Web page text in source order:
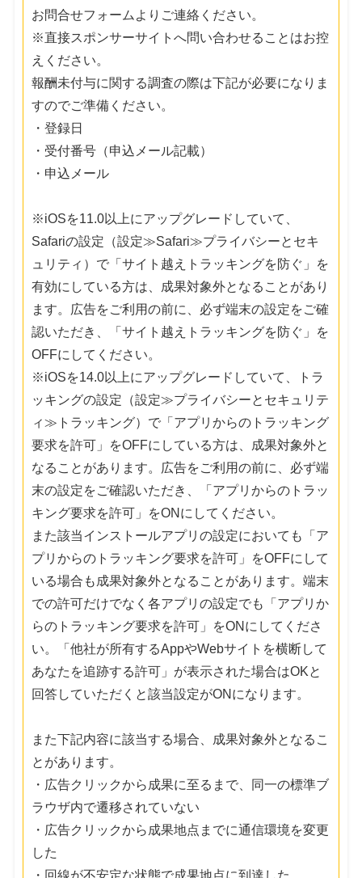
お問合せフォームよりご連絡ください。
※直接スポンサーサイトへ問い合わせることはお控
えください。
報酬未付与に関する調査の際は下記が必要になりま
すのでご準備ください。
・登録日
・受付番号（申込メール記載）
・申込メール
※iOSを11.0以上にアップグレードしていて、
Safariの設定（設定≫Safari≫プライバシーとセキ
ュリティ）で「サイト越えトラッキングを防ぐ」を
有効にしている方は、成果対象外となることがあり
ます。広告をご利用の前に、必ず端末の設定をご確
認いただき、「サイト越えトラッキングを防ぐ」を
OFFにしてください。
※iOSを14.0以上にアップグレードしていて、トラ
ッキングの設定（設定≫プライバシーとセキュリテ
ィ≫トラッキング）で「アプリからのトラッキング
要求を許可」をOFFにしている方は、成果対象外と
なることがあります。広告をご利用の前に、必ず端
末の設定をご確認いただき、「アプリからのトラッ
キング要求を許可」をONにしてください。
また該当インストールアプリの設定においても「ア
プリからのトラッキング要求を許可」をOFFにして
いる場合も成果対象外となることがあります。端末
での許可だけでなく各アプリの設定でも「アプリか
らのトラッキング要求を許可」をONにしてくださ
い。「他社が所有するAppやWebサイトを横断して
あなたを追跡する許可」が表示された場合はOKと
回答していただくと該当設定がONになります。
また下記内容に該当する場合、成果対象外となるこ
とがあります。
・広告クリックから成果に至るまで、同一の標準ブ
ラウザ内で遷移されていない
・広告クリックから成果地点までに通信環境を変更
した
・回線が不安定な状態で成果地点に到達した